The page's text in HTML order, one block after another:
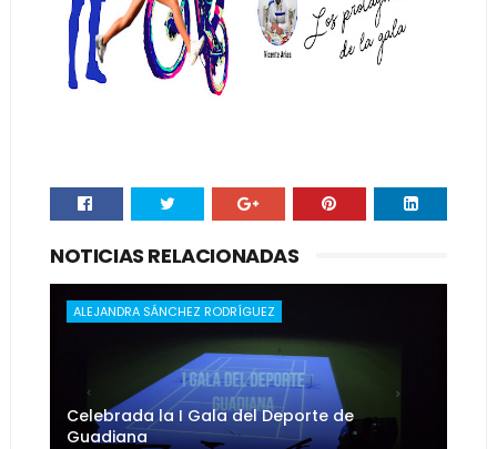
NOTICIAS RELACIONADAS
ALEJANDRA SÁNCHEZ RODRÍGUEZ
Celebrada la I Gala del Deporte de
Guadiana